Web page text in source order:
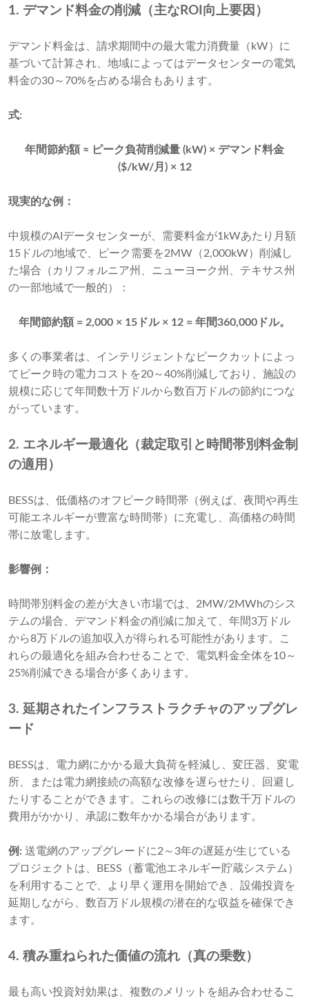
1. デマンド料金の削減（主なROI向上要因）
デマンド料金は、請求期間中の最大電力消費量（kW）に
基づいて計算され、地域によってはデータセンターの電気
料金の30～70%を占める場合もあります。
式:
年間節約額 ≈ ピーク負荷削減量 (kW) × デマンド料金
($/kW/月) × 12
現実的な例：
中規模のAIデータセンターが、需要料金が1kWあたり月額
15ドルの地域で、ピーク需要を2MW（2,000kW）削減し
た場合（カリフォルニア州、ニューヨーク州、テキサス州
の一部地域で一般的）：
年間節約額 = 2,000 × 15ドル × 12 = 年間360,000ドル。
多くの事業者は、インテリジェントなピークカットによっ
てピーク時の電力コストを20～40%削減しており、施設の
規模に応じて年間数十万ドルから数百万ドルの節約につな
がっています。
2. エネルギー最適化（裁定取引と時間帯別料金制
の適用）
BESSは、低価格のオフピーク時間帯（例えば、夜間や再生
可能エネルギーが豊富な時間帯）に充電し、高価格の時間
帯に放電します。
影響例：
時間帯別料金の差が大きい市場では、2MW/2MWhのシス
テムの場合、デマンド料金の削減に加えて、年間3万ドル
から8万ドルの追加収入が得られる可能性があります。こ
れらの最適化を組み合わせることで、電気料金全体を10～
25%削減できる場合が多くあります。
3. 延期されたインフラストラクチャのアップグレ
ード
BESSは、電力網にかかる最大負荷を軽減し、変圧器、変電
所、または電力網接続の高額な改修を遅らせたり、回避し
たりすることができます。これらの改修には数千万ドルの
費用がかかり、承認に数年かかる場合があります。
例: 送電網のアップグレードに2～3年の遅延が生じている
プロジェクトは、BESS（蓄電池エネルギー貯蔵システム）
を利用することで、より早く運用を開始でき、設備投資を
延期しながら、数百万ドル規模の潜在的な収益を確保でき
ます。
4. 積み重ねられた価値の流れ（真の乗数）
最も高い投資対効果は、複数のメリットを組み合わせるこ